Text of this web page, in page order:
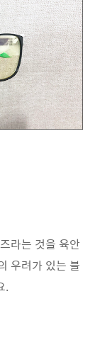
라는 것을 육안
우려가 있는 블
.